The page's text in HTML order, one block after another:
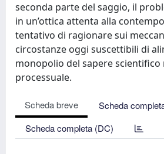
seconda parte del saggio, il
in un’ottica attenta alla
tentativo di ragionare sui
circostanze oggi suscettibili di
monopolio del sapere scientifico
processuale.
Scheda breve
Scheda
Scheda completa (DC)